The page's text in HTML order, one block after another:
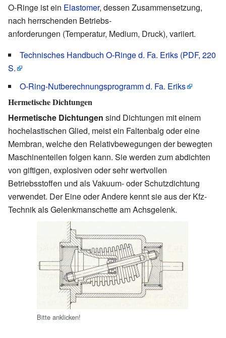
O-Ringe ist ein Elastomer, dessen Zusammensetzung,
nach herrschenden Betriebs-
anforderungen (Temperatur, Medium, Druck), variiert.
Technisches Handbuch O-Ringe d. Fa. Eriks (PDF, 220
S.
O-Ring-Nutberechnungsprogramm d. Fa. Eriks
Hermetische Dichtungen
Hermetische Dichtungen sind Dichtungen mit einem
hochelastischen Glied, meist ein Faltenbalg oder eine
Membran, welche den Relativbewegungen der bewegten
Maschinenteilen folgen kann. Sie werden zum abdichten
von giftigen, explosiven oder sehr wertvollen
Betriebsstoffen und als Vakuum- oder Schutzdichtung
verwendet. Der Eine oder Andere kennt sie aus der Kfz-
Technik als Gelenkmanschette am Achsgelenk.
Bitte anklicken!